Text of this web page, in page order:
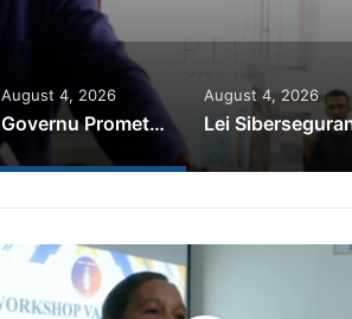
August 4, 2026
Governu Promete Tau Prioridade ba Setór Minerais no Setór Produtivu
August 4, 2026